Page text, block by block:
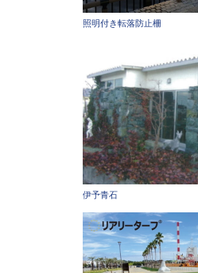
照明付き転落防止柵
伊予青石